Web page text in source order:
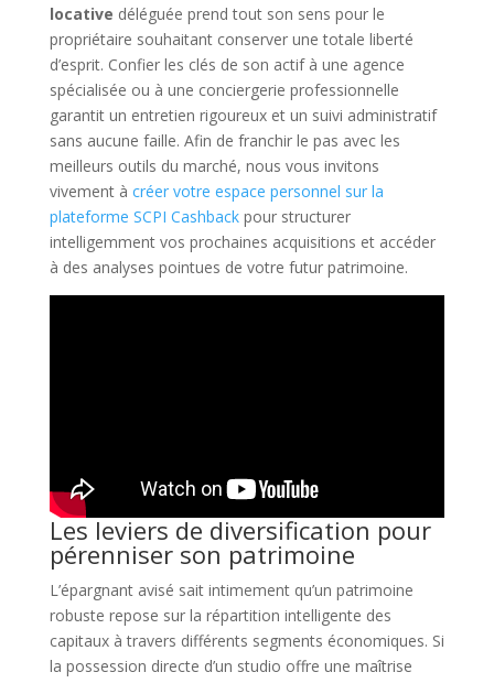
locative déléguée prend tout son sens pour le
propriétaire souhaitant conserver une totale liberté
d’esprit. Confier les clés de son actif à une agence
spécialisée ou à une conciergerie professionnelle
garantit un entretien rigoureux et un suivi administratif
sans aucune faille. Afin de franchir le pas avec les
meilleurs outils du marché, nous vous invitons
vivement à créer votre espace personnel sur la
plateforme SCPI Cashbackpour structurer
intelligemment vos prochaines acquisitions et accéder
à des analyses pointues de votre futur patrimoine.
Les leviers de diversification pour
pérenniser son patrimoine
L’épargnant avisé sait intimement qu’un patrimoine
robuste repose sur la répartition intelligente des
capitaux à travers différents segments économiques. Si
la possession directe d’un studio offre une maîtrise